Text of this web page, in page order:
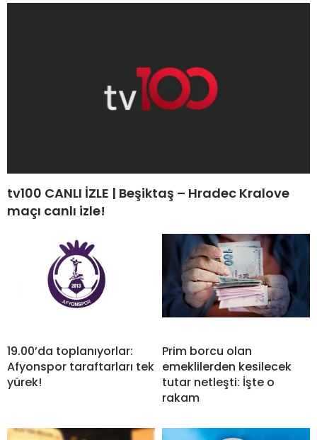
tv100 CANLI İZLE | Beşiktaş – Hradec Kralove
maçı canlı izle!
19.00’da toplanıyorlar:
Afyonspor taraftarları tek
yürek!
Prim borcu olan
emeklilerden kesilecek
tutar netleşti: İşte o
rakam